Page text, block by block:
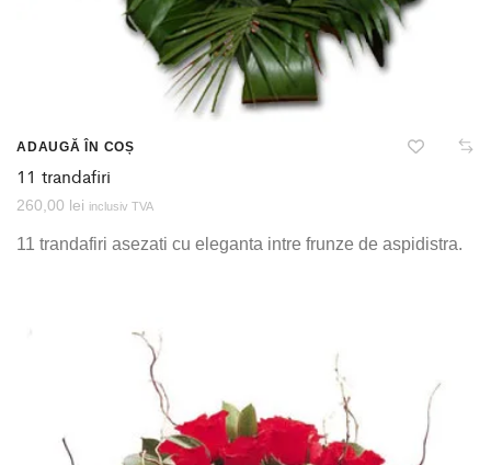
ADAUGĂ ÎN COȘ
11 trandafiri
260,00 lei inclusiv TVA
11 trandafiri asezati cu eleganta intre frunze de aspidistra.